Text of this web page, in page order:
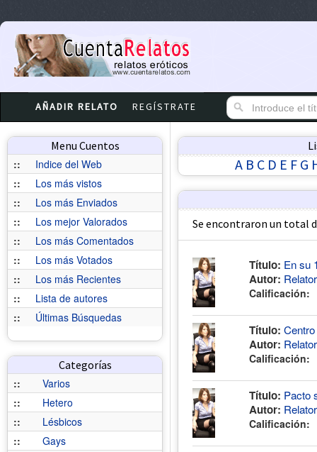
AÑADIR RELATO REGÍSTRATE
Menu Cuentos
::
Indice del Web
::
Los más vistos
::
Los más Enviados
::
Los mejor Valorados
::
Los más Comentados
::
Los más Votados
::
Los más Recientes
::
Lista de autores
::
Últimas Búsquedas
Categorías
::
Varios
::
Hetero
::
Lésbicos
::
Gays
A B C D E F G
Se encontraron un total
Título: En su
Autor:
Calificación:
Título:
Autor:
Calificación:
Título: Pacto
Autor:
Calificación: